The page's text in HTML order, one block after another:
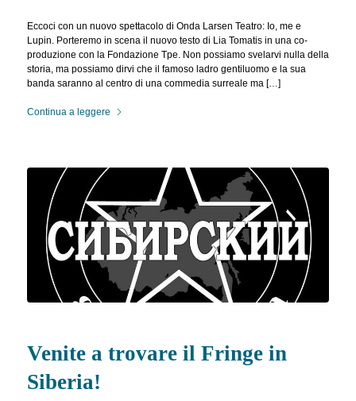
Eccoci con un nuovo spettacolo di Onda Larsen Teatro: Io, me e
Lupin. Porteremo in scena il nuovo testo di Lia Tomatis in una co-
produzione con la Fondazione Tpe. Non possiamo svelarvi nulla della
storia, ma possiamo dirvi che il famoso ladro gentiluomo e la sua
banda saranno al centro di una commedia surreale ma […]
Continua a leggere
Venite a trovare il Fringe in
Siberia!